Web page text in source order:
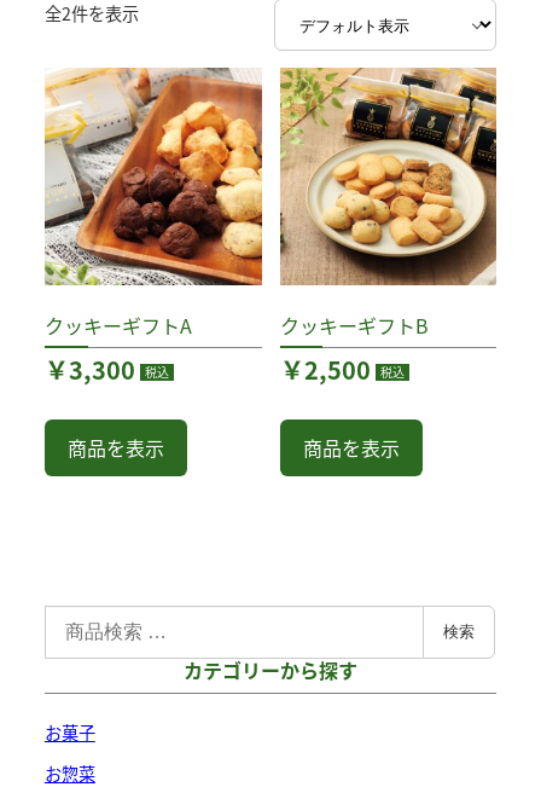
全2件を表示
クッキーギフトA
￥3,300 税込
商品を表示
クッキーギフトB
￥2,500 税込
商品を表示
:
検索
カテゴリーから探す
お菓子
お惣菜